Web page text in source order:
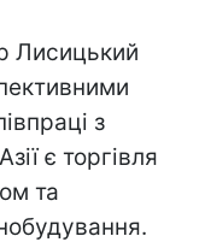
Лисицький
з
є торгівля
та